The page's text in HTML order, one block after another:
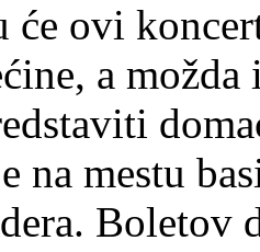
će ovi
a
na mestu
Boletov